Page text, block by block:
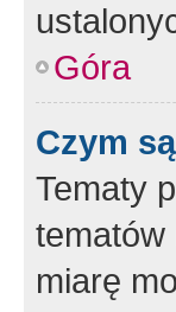
Góra
Czym
Tematy
tematów
miarę